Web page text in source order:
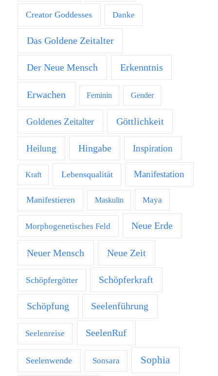
Creator Goddesses Danke
Das Goldene Zeitalter
Der Neue Mensch Erkenntnis
Erwachen Feminin Gender
Goldenes Zeitalter Göttlichkeit
Heilung Hingabe Inspiration
Kraft Lebensqualität Manifestation
Manifestieren Maskulin Maya
Morphogenetisches Feld Neue Erde
Neuer Mensch Neue Zeit
Schöpfergötter Schöpferkraft
Schöpfung Seelenführung
Seelenreise SeelenRuf
Seelenwende Sonsara Sophia